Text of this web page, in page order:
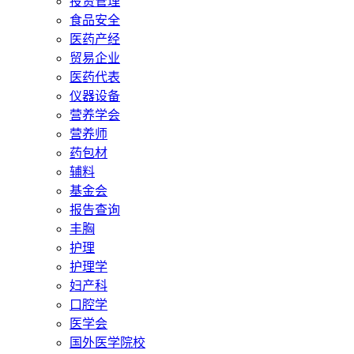
食品安全
医药产经
贸易企业
医药代表
仪器设备
营养学会
营养师
药包材
辅料
基金会
报告查询
丰胸
护理
护理学
妇产科
口腔学
医学会
国外医学院校